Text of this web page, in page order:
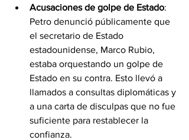
Acusaciones de golpe de Estado:
Petro denunció públicamente que
el secretario de Estado
estadounidense, Marco Rubio,
estaba orquestando un golpe de
Estado en su contra. Esto llevó a
llamados a consultas diplomáticas y
a una carta de disculpas que no fue
suficiente para restablecer la
confianza.